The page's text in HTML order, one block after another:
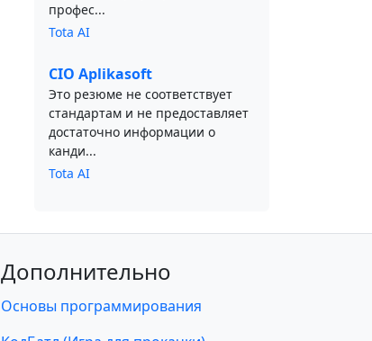
профес...
Tota AI
CIO Aplikasoft
Это резюме не соответствует
стандартам и не предоставляет
достаточно информации о
канди...
Tota AI
Дополнительно
Основы программирования